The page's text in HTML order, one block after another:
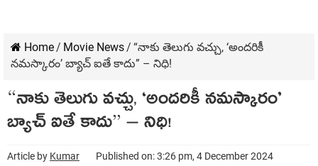
Home/ Movie News/ “నాకు తెలుగు వచ్చు, ‘అందరికీ
నమస్కారం’ బ్యాచ్ ఐతే కాదు” – నిధి!
“నాకు తెలుగు వచ్చు, ‘అందరికీ నమస్కారం’
బ్యాచ్ ఐతే కాదు” – నిధి!
Article by Kumar Published on: 3:26 pm, 4 December 2024